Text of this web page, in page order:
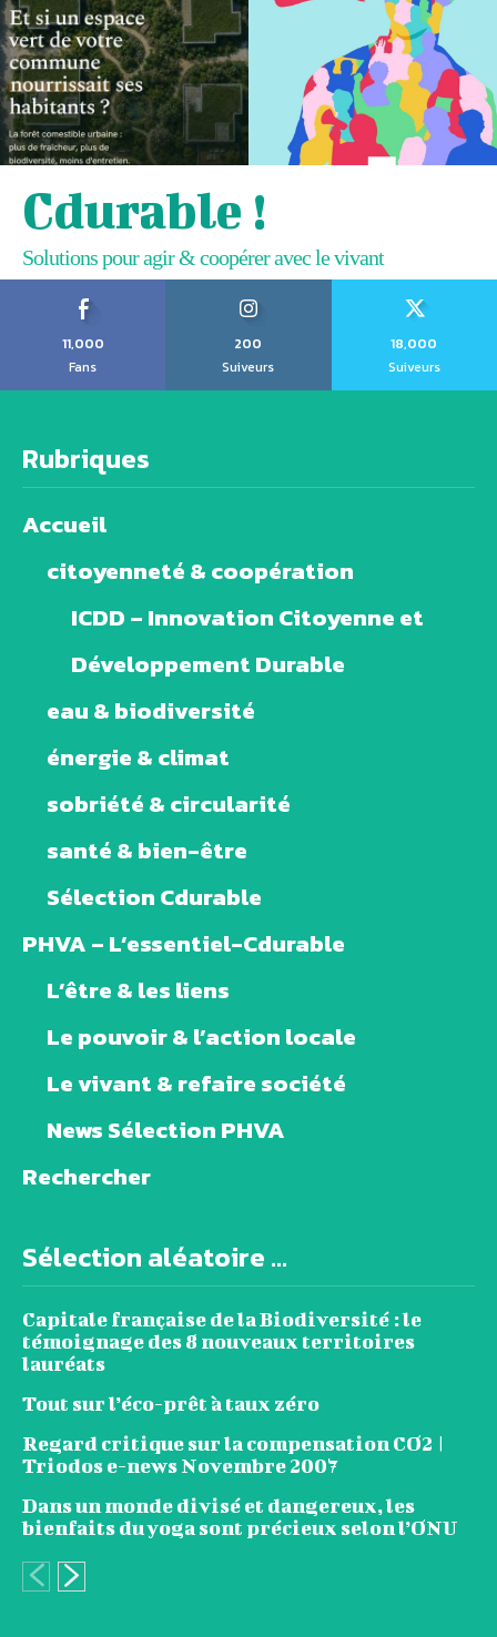
Cdurable !
Solutions pour agir & coopérer avec le vivant
11,000
Fans
200
Suiveurs
18,000
Suiveurs
Rubriques
Accueil
citoyenneté & coopération
ICDD – Innovation Citoyenne et
Développement Durable
eau & biodiversité
énergie & climat
sobriété & circularité
santé & bien-être
Sélection Cdurable
PHVA – L’essentiel-Cdurable
L’être & les liens
Le pouvoir & l’action locale
Le vivant & refaire société
News Sélection PHVA
Rechercher
Sélection aléatoire ...
Capitale française de la Biodiversité : le
témoignage des 8 nouveaux territoires
lauréats
Tout sur l’éco-prêt à taux zéro
Regard critique sur la compensation CO2 |
Triodos e-news Novembre 2007
Dans un monde divisé et dangereux, les
bienfaits du yoga sont précieux selon l’ONU